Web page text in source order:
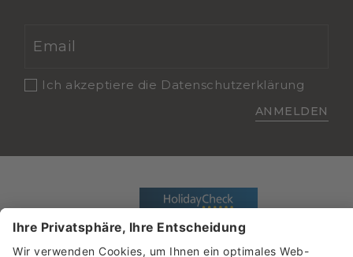
Ich akzeptiere die Datenschutzerklärung
ANMELDEN
Sehr gut
5.8 Gesamtbewertung